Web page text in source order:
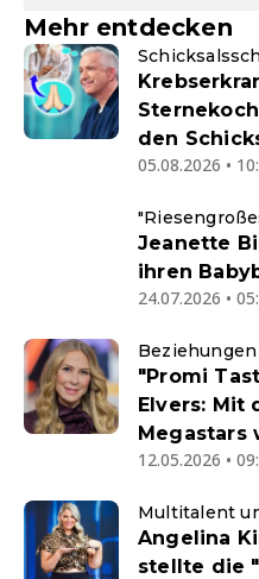
Mehr entdecken
den
05.08.2026 •
Jeanette
ihren
24.07.2026 •
Beziehungen
"Promi
Elvers: Mit
Megastars
12.05.2026 •
Multitalent
Angelina
stellte die